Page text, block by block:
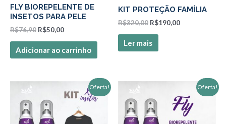
FLY BIOREPELENTE DE
INSETOS PARA PELE
R$76,90 R$50,00
Adicionar ao carrinho
KIT PROTEÇÃO FAMÍLIA
R$320,00 R$190,00
Ler mais
Oferta!
original
era:
R$198,80.
preço
atual
é:
R$110,00.
Oferta!
original
era:
R$130,00.
atual
é:
R$95,00.